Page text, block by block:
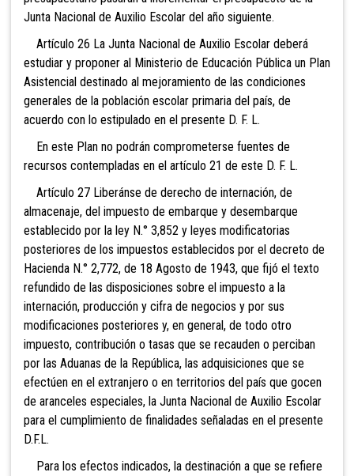
Junta Nacional de Auxilio Escolar del año siguiente.
Artículo 26 La Junta Nacional de Auxilio Escolar deberá
estudiar y proponer al Ministerio de Educación Pública un Plan
Asistencial destinado al mejoramiento de las condiciones
generales de la población escolar primaria del país, de
acuerdo con lo estipulado en el presente D. F. L.
En este Plan no podrán comprometerse fuentes de
recursos contempladas en el artículo 21 de este D. F. L.
Artículo 27 Liberánse de derecho de internación, de
almacenaje, del impuesto de embarque y desembarque
establecido por la ley N.° 3,852 y leyes modificatorias
posteriores de los impuestos establecidos por el decreto de
Hacienda N.° 2,772, de 18 Agosto de 1943, que fijó el texto
refundido de las disposiciones sobre el impuesto a la
internación, producción y cifra de negocios y por sus
modificaciones posteriores y, en general, de todo otro
impuesto, contribución o tasas que se recauden o perciban
por las Aduanas de la República, las adquisiciones que se
efectúen en el extranjero o en territorios del país que gocen
de aranceles especiales, la Junta Nacional de Auxilio Escolar
para el cumplimiento de finalidades señaladas en el presente
D.F.L.
Para los efectos indicados, la destinación a que se refiere